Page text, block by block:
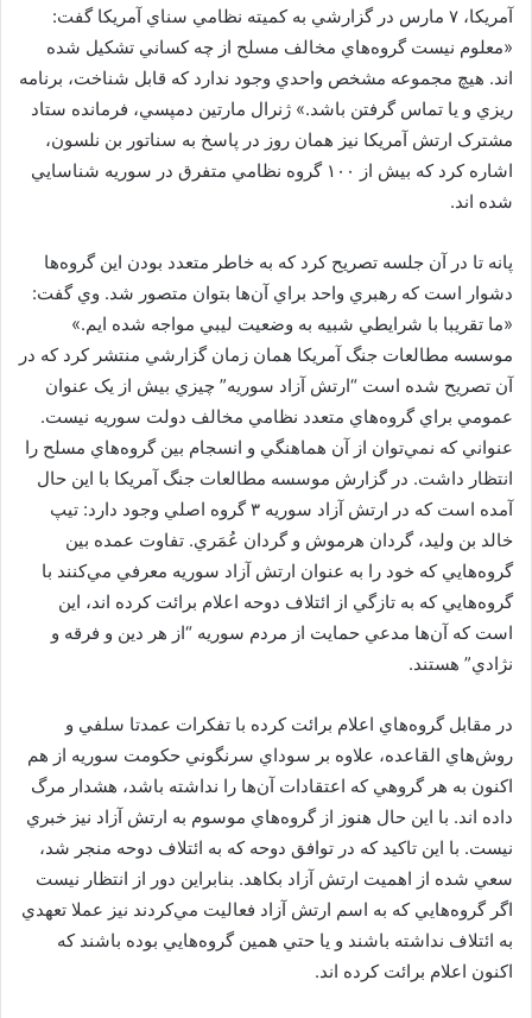
آمريکا، ۷ مارس در گزارشي به کميته نظامي سناي آمريکا گفت:
«معلوم نيست گروه‌هاي مخالف مسلح از چه کساني تشکيل شده
اند. هيچ مجموعه مشخص واحدي وجود ندارد که قابل شناخت، برنامه
ريزي و يا تماس گرفتن باشد.» ژنرال مارتين دمپسي، فرمانده ستاد
مشترک ارتش آمريکا نيز همان روز در پاسخ به سناتور بن نلسون،
اشاره کرد که بيش از ۱۰۰ گروه نظامي متفرق در سوريه شناسايي
شده اند.
پانه تا در آن جلسه تصريح کرد که به خاطر متعدد بودن اين گروه‌ها
دشوار است که رهبري واحد براي آن‌ها بتوان متصور شد. وي گفت:
«ما تقريبا با شرايطي شبيه به وضعيت ليبي مواجه شده ايم.»
موسسه مطالعات جنگ آمريکا همان زمان گزارشي منتشر کرد که در
آن تصريح شده است “ارتش آزاد سوريه” چيزي بيش از يک عنوان
عمومي براي گروه‌هاي متعدد نظامي مخالف دولت سوريه نيست.
عنواني که نمي‌توان از آن هماهنگي و انسجام بين گروه‌هاي مسلح را
انتظار داشت. در گزارش موسسه مطالعات جنگ آمريکا با اين حال
آمده است که در ارتش آزاد سوريه ۳ گروه اصلي وجود دارد: تيپ
خالد بن وليد، گردان هرموش و گردان عُمَري. تفاوت عمده بين
گروه‌هايي که خود را به عنوان ارتش آزاد سوريه معرفي مي‌کنند با
گروه‌هايي که به تازگي از ائتلاف دوحه اعلام برائت کرده اند، اين
است که آن‌ها مدعي حمايت از مردم سوريه “از هر دين و فرقه و
نژادي” هستند.
در مقابل گروه‌هاي اعلام برائت کرده با تفکرات عمدتا سلفي و
روش‌هاي القاعده، علاوه بر سوداي سرنگوني حکومت سوريه از هم
اکنون به هر گروهي که اعتقادات آن‌ها را نداشته باشد، هشدار مرگ
داده اند. با اين حال هنوز از گروه‌هاي موسوم به ارتش آزاد نيز خبري
نيست. با اين تاکيد که در توافق دوحه که به ائتلاف دوحه منجر شد،
سعي شده از اهميت ارتش آزاد بکاهد. بنابراين دور از انتظار نيست
اگر گروه‌هايي که به اسم ارتش آزاد فعاليت مي‌کردند نيز عملا تعهدي
به ائتلاف نداشته باشند و يا حتي همين گروه‌هايي بوده باشند که
اکنون اعلام برائت کرده اند.